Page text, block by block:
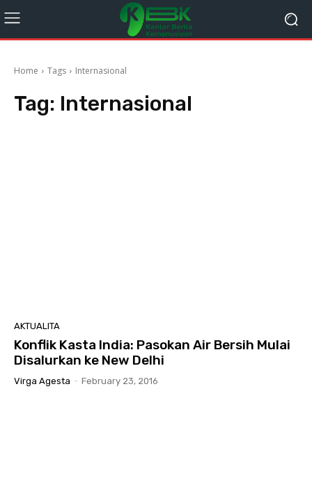
Home Tags Internasional
Tag: Internasional
AKTUALITA
Konflik Kasta India: Pasokan Air Bersih Mulai
Disalurkan ke New Delhi
Virga Agesta - February 23, 2016